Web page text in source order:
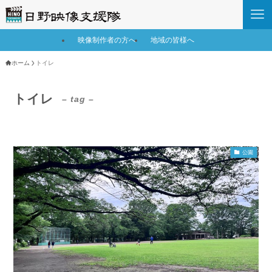
映像制作者の方へ 地域の皆様へ
ホーム トイレ
トイレ – tag –
公園